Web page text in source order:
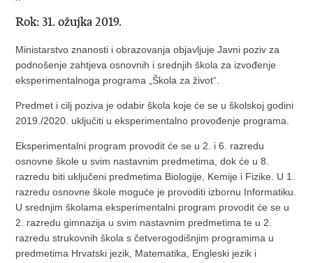
Rok: 31. ožujka 2019.
Ministarstvo znanosti i obrazovanja objavljuje Javni poziv za
podnošenje zahtjeva osnovnih i srednjih škola za izvođenje
eksperimentalnoga programa „Škola za život“.
Predmet i cilj poziva je odabir škola koje će se u školskoj godini
2019./2020. uključiti u eksperimentalno provođenje programa.
Eksperimentalni program provodit će se u 2. i 6. razredu
osnovne škole u svim nastavnim predmetima, dok će u 8.
razredu biti uključeni predmetima Biologije, Kemije i Fizike. U 1.
razredu osnovne škole moguće je provoditi izbornu Informatiku.
U srednjim školama eksperimentalni program provodit će se u
2. razredu gimnazija u svim nastavnim predmetima te u 2.
razredu strukovnih škola s četverogodišnjim programima u
predmetima Hrvatski jezik, Matematika, Engleski jezik i